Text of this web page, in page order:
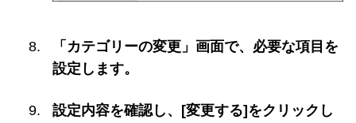
「カテゴリーの変更」画面で、必要な項目を
設定します。
設定内容を確認し、[変更する]をクリックし